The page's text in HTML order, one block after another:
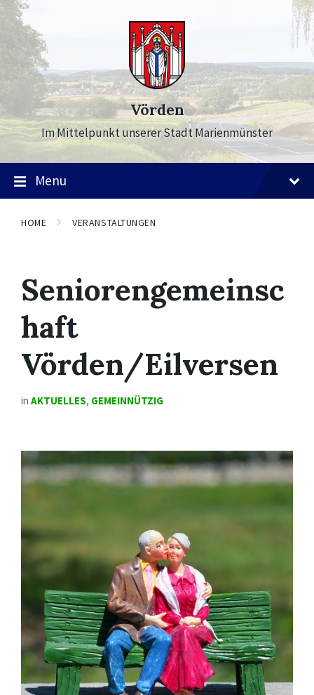
Skip
to
content
Skip
to
main
navigation
Skip
to
footer
Vörden
Im Mittelpunkt unserer Stadt Marienmünster
Menu
HOME VERANSTALTUNGEN
Seniorengemeinsc
haft
Vörden/Eilversen
in AKTUELLES, GEMEINNÜTZIG